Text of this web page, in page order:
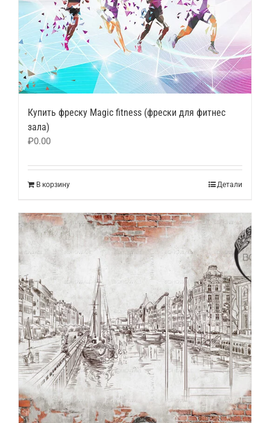
Купить фреску Magic fitness (фрески для фитнес
зала)
₽0.00
В корзину Детали